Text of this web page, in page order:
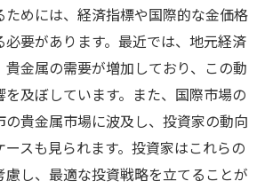
ントと貴金属市場の関係
ントが価格に与える影響
スティバルと需要の変化
前後の市場動向を読む
リスク管理のためのベストプラク
ためには、経済指標や国際的な金価格
必要があります。最近では、地元経済
貴金属の需要が増加しており、この動
及ぼしています。また、国際市場の
の貴金属市場に波及し、投資家の動向
ースも見られます。投資家はこれらの
慮し、最適な投資戦略を立てることが